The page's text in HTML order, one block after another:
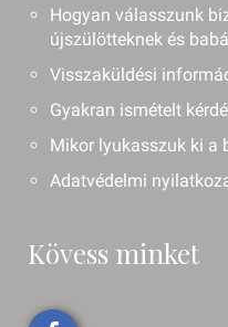
Hogyan válasszunk
újszülötteknek és
Visszaküldési
Gyakran ismételt
Mikor lyukasszuk ki a
Adatvédelmi
Kövess minket